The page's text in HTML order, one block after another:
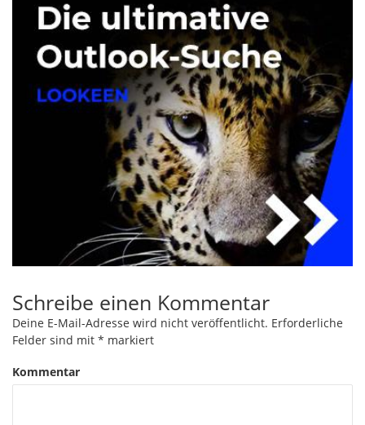
Schreibe einen Kommentar
Deine E-Mail-Adresse wird nicht veröffentlicht. Erforderliche
Felder sind mit * markiert
Kommentar